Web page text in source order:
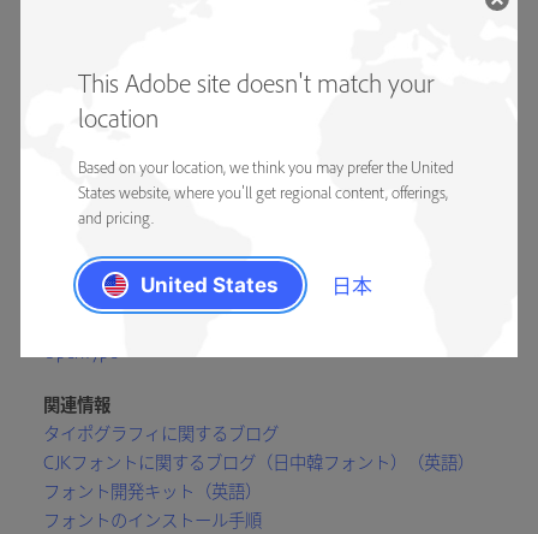
アドビフォントデザイナー
アドビフォントチーム
フォント見本
フォントの参考資料
アドビオリジナル
OpenType
関連情報
タイポグラフィに関するブログ
CJKフォントに関するブログ（日中韓フォント）（英語）
フォント開発キット（英語）
フォントのインストール手順
This Adobe site doesn't match your
location
Based on your location, we think you may prefer the United
States website, where you'll get regional content, offerings,
and pricing.
United States 日本